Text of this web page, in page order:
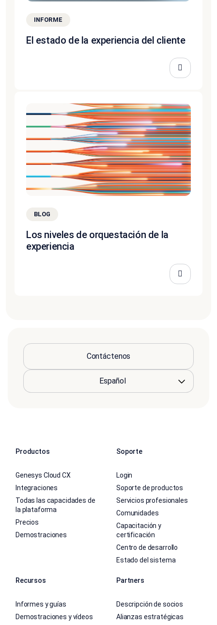
INFORME
El estado de la experiencia del cliente
BLOG
Los niveles de orquestación de la
experiencia
Contáctenos
Productos
Genesys Cloud CX
Integraciones
Todas las capacidades de
la plataforma
Precios
Demostraciones
Soporte
Login
Soporte de productos
Servicios profesionales
Comunidades
Capacitación y
certificación
Centro de desarrollo
Estado del sistema
Recursos
Informes y guías
Demostraciones y vídeos
Partners
Descripción de socios
Alianzas estratégicas